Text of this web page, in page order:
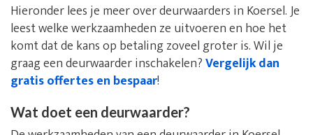
Hieronder lees je meer over deurwaarders in Koersel. Je
leest welke werkzaamheden ze uitvoeren en hoe het
komt dat de kans op betaling zoveel groter is. Wil je
graag een deurwaarder inschakelen?Vergelijk dan
gratis offertes en bespaar!
Wat doet een deurwaarder?